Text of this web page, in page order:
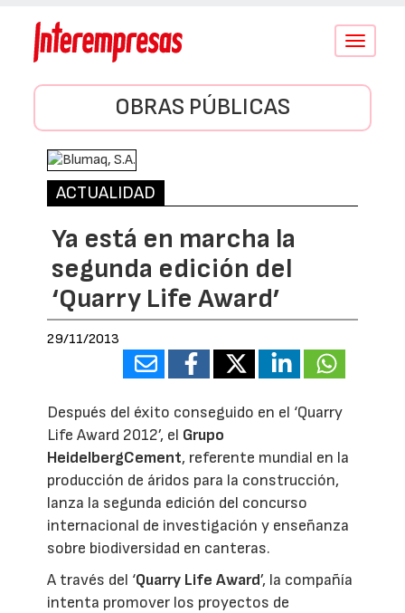
Conmutar
OBRAS PÚBLICAS
ACTUALIDAD
Ya está en marcha la
segunda edición del
‘Quarry Life Award’
29/11/2013
Después del éxito conseguido en el ‘Quarry
Life Award 2012’, el Grupo
HeidelbergCement, referente mundial en la
producción de áridos para la construcción,
lanza la segunda edición del concurso
internacional de investigación y enseñanza
sobre biodiversidad en canteras.
A través del ‘Quarry Life Award’, la compañía
intenta promover los proyectos de